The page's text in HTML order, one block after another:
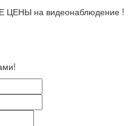
на видеонаблюдение !